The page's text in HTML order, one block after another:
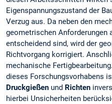
Eigenspannungszustand der
Verzug aus. Da neben den
geometrischen Anforderungen
entscheidend sind, wird der
Richtvorgang korrigiert.
mechanische
dieses Forschungsvorhabens
Druckgießen und Richten
hierbei Unsicherheiten